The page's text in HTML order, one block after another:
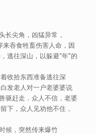
长尖角，凶猛异常，
来吞食牲畜伤害人命，因
逃往深山，以躲避“年”的
收拾东西准备逃往深
发老人对一户老婆婆说
驱赶走．众人不信，老婆
下，众人见劝他不住，
候，突然传来爆竹